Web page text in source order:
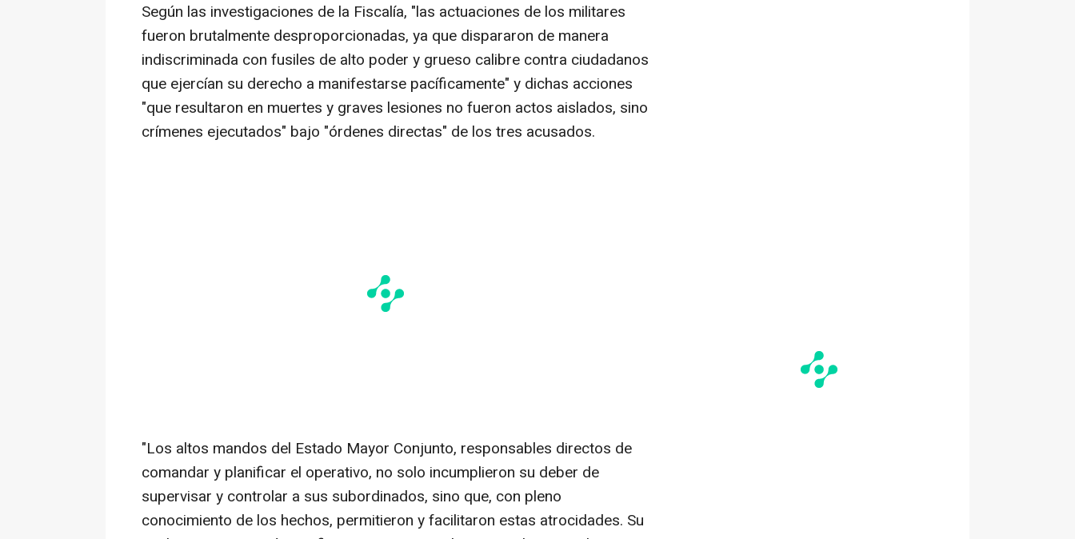
Según las investigaciones de la Fiscalía, "las actuaciones de los militares
fueron brutalmente desproporcionadas, ya que dispararon de manera
indiscriminada con fusiles de alto poder y grueso calibre contra ciudadanos
que ejercían su derecho a manifestarse pacíficamente" y dichas acciones
"que resultaron en muertes y graves lesiones no fueron actos aislados, sino
crímenes ejecutados" bajo "órdenes directas" de los tres acusados.
"Los altos mandos del Estado Mayor Conjunto, responsables directos de
comandar y planificar el operativo, no solo incumplieron su deber de
supervisar y controlar a sus subordinados, sino que, con pleno
conocimiento de los hechos, permitieron y facilitaron estas atrocidades. Su